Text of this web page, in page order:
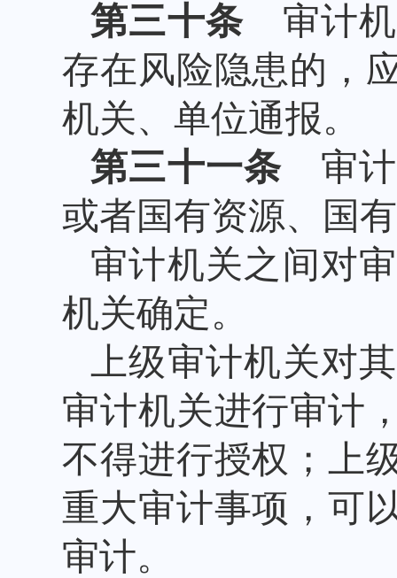
第三十条 审计机
存在风险隐患的，
机关、单位通报。
第三十一条 审计
或者国有资源、国
审计机关之间对
机关确定。
上级审计机关对
审计机关进行审计
不得进行授权；上
重大审计事项，可
审计。